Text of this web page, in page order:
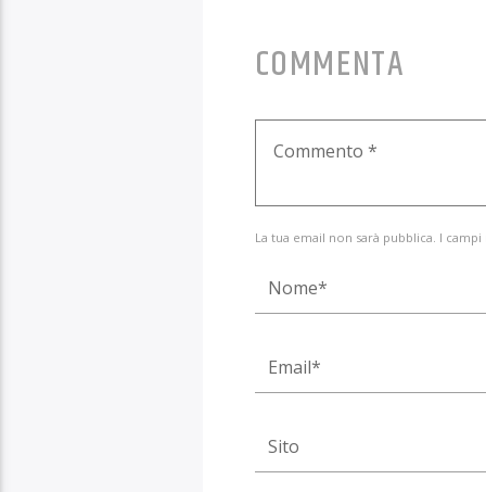
COMMENTA
La tua email non sarà pubblica. I